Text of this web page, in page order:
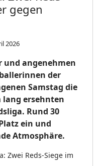
gegen
2026
und angenehmen
der
Samstag die
lang ersehnten
Rund 30
ein und
Atmosphäre.
Zwei Reds-Siege im